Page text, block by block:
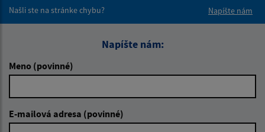
Našli ste na stránke chybu?
Napíšte nám
Napíšte nám:
Meno (povinné)
E-mailová adresa (povinné)